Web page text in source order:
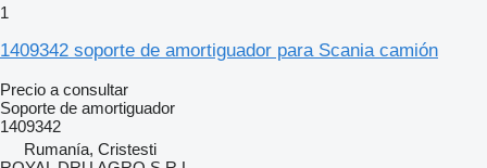
1
1409342 soporte de amortiguador para Scania camión
Precio a consultar
Soporte de amortiguador
1409342
Rumanía, Cristesti